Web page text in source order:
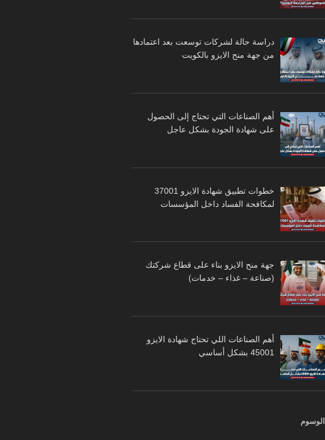
دراسة حالة لشركات توسعت بعد اعتمادها
من جهة منح الايزو بالكويت
أهم الصناعات التي تحتاج إلى الحصول
على شهادة الجودة بشكل عاجل
خطوات تطبيق شهادة الايزو 37001
لمكافحة الفساد داخل المؤسسات
جهة منح الايزو بناء على قطاع شركتك
(صناعة – غذاء – خدمات)
أهم الصناعات اللي تحتاج شهادة الايزو
45001 بشكل أساسي
الوسوم